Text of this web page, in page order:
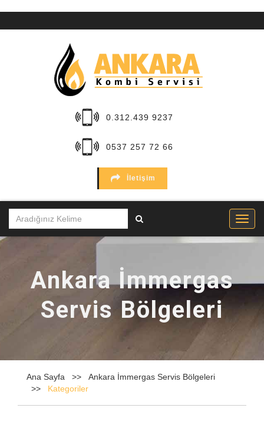
0.312.439 9237
0537 257 72 66
İletişim
KURUMSAL
Ankara İmmergas
Servis Bölgeleri
Ana Sayfa
Ankara İmmergas Servis Bölgeleri
Kategoriler